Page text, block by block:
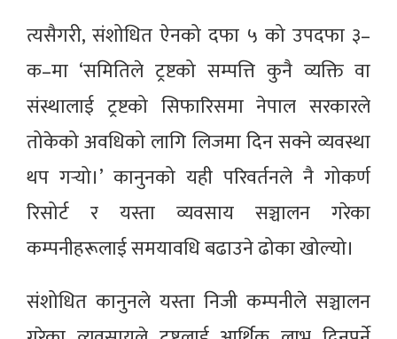
त्यसैगरी, संशोधित ऐनको दफा ५ को उपदफा ३–
क–मा ‘समितिले ट्रष्टको सम्पत्ति कुनै व्यक्ति वा
संस्थालाई ट्रष्टको सिफारिसमा नेपाल सरकारले
तोकेको अवधिको लागि लिजमा दिन सक्ने व्यवस्था
थप गर्‍यो।’ कानुनको यही परिवर्तनले नै गोकर्ण
रिसोर्ट र यस्ता व्यवसाय सञ्चालन गरेका
कम्पनीहरूलाई समयावधि बढाउने ढोका खोल्यो।
संशोधित कानुनले यस्ता निजी कम्पनीले सञ्चालन